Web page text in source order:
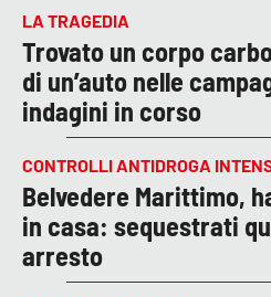
LA TRAGEDIA
Trovato un corpo
di un’auto nelle
indagini in corso
CONTROLLI ANTIDROGA
Belvedere Marittimo,
in casa: sequestrati
arresto